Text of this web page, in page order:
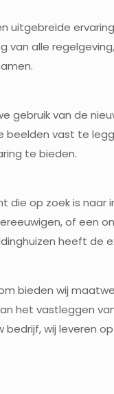
van alle
gebruik van de
vast te
te bieden.
die op zoek is naar
of een
heeft de
bieden wij
het vastleggen
bedrijf, wij leveren